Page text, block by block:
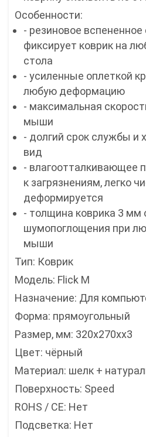
Особенности:
- резиновое
фиксирует коврик на
стола
- усиленные оплеткой
любую деформацию
- максимальная
мыши
- долгий срок службы и
вид
- влагоотталкивающее
к загрязнениям, легко
деформируется
- толщина коврика 3 мм
шумопоглощения при
мыши
Тип: Коврик
Модель: Flick M
Назначение: Для
Форма: прямоугольный
Размер, мм: 320x270хх3
Цвет: чёрный
Материал: шелк +
Поверхность: Speed
ROHS / CE: Нет
Подсветка: Нет